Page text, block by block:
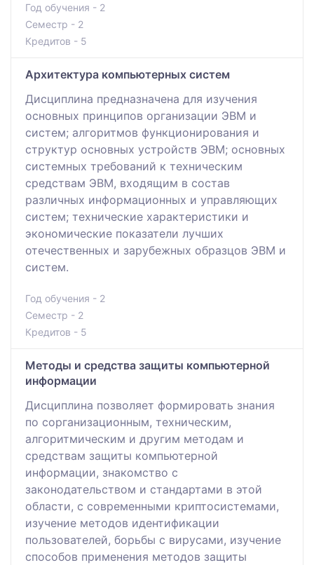
Год обучения - 2
Семестр - 2
Кредитов - 5
Архитектура компьютерных систем
Дисциплина предназначена для изучения
основных принципов организации ЭВМ и
систем; алгоритмов функционирования и
структур основных устройств ЭВМ; основных
системных требований к техническим
средствам ЭВМ, входящим в состав
различных информационных и управляющих
систем; технические характеристики и
экономические показатели лучших
отечественных и зарубежных образцов ЭВМ и
систем.
Год обучения - 2
Семестр - 2
Кредитов - 5
Методы и средства защиты компьютерной
информации
Дисциплина позволяет формировать знания
по сорганизационным, техническим,
алгоритмическим и другим методам и
средствам защиты компьютерной
информации, знакомство с
законодательством и стандартами в этой
области, с современными криптосистемами,
изучение методов идентификации
пользователей, борьбы с вирусами, изучение
способов применения методов защиты